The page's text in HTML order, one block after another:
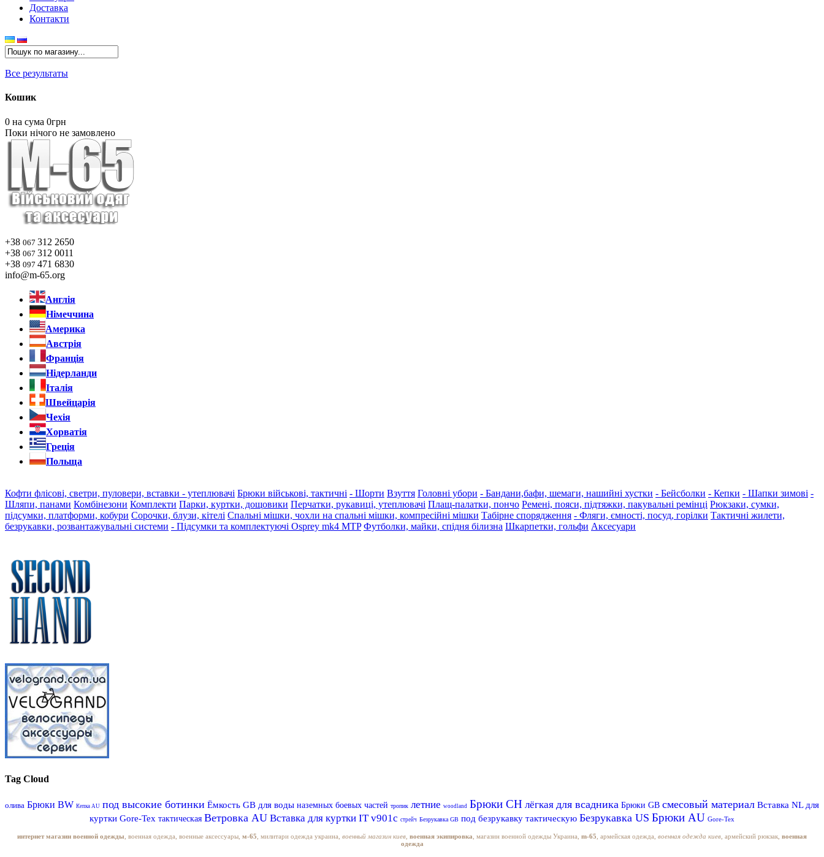
Доставка
Контакти
Все результаты
Кошик
0 на сума 0грн
Поки нічого не замовлено
+38 067 312 2650
+38 067 312 0011
+38 097 471 6830
info@m-65.org
Англія
Німеччина
Америка
Австрія
Франція
Нідерланди
Італія
Швейцарія
Чехія
Хорватія
Греція
Польща
Кофти флісові, светри, пуловери, вставки - утеплювачі Брюки військові, тактичні - Шорти Взуття Головні убори - Бандани,бафи, шемаги, нашийні хустки - Бейсболки - Кепки - Шапки зимові -
Шляпи, панами Комбінезони Комплекти Парки, куртки, дощовики Перчатки, рукавиці, утеплювачі Плащ-палатки, пончо Ремені, пояси, підтяжки, пакувальні ремінці Рюкзаки, сумки,
підсумки, платформи, кобури Сорочки, блузи, кітелі Спальні мішки, чохли на спальні мішки, компресійні мішки Табірне спорядження - Фляги, ємності, посуд, горілки Тактичні жилети,
безрукавки, розвантажувальні системи - Підсумки та комплектуючі Osprey mk4 MTP Футболки, майки, спідня білизна Шкарпетки, гольфи Аксесуари
Tag Cloud
олива Брюки BW Кепка AU под высокие ботинки Ёмкость GB для воды наземных боевых частей тропик летние woodland Брюки CH лёгкая для всадника Брюки GB смесовый материал Вставка NL для
куртки Gore-Tex тактическая Ветровка AU Вставка для куртки IT v901c стрейч Безрукавка GB под безрукавку тактическую Безрукавка US Брюки AU Gore-Tex
интернет магазин военной одежды , военная одежда, военные аксессуары, м-65 , милитари одежда украина, военный магазин киев, военная экипировка , магазин военной одежды Украина, m-65 , армейская одежда, военная одежда киев , армейский рюкзак, военная
одежда